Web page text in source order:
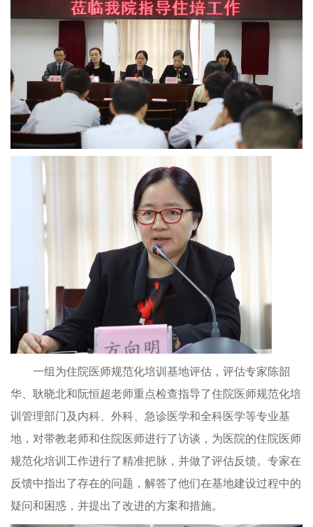
一组为住院医师规范化培训基地评估，评估专家陈韶
华、耿晓北和阮恒超老师重点检查指导了住院医师规范化培
训管理部门及内科、外科、急诊医学和全科医学等专业基
地，对带教老师和住院医师进行了访谈，为医院的住院医师
规范化培训工作进行了精准把脉，并做了评估反馈。专家在
反馈中指出了存在的问题，解答了他们在基地建设过程中的
疑问和困惑，并提出了改进的方案和措施。